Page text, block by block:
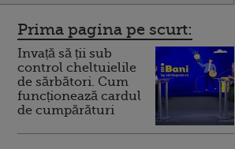
Prima pagina pe scurt:
Invață să ții sub
control cheltuielile
de sărbători. Cum
funcționează cardul
de cumpărături